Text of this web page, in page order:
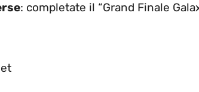
: completate il “Grand Finale